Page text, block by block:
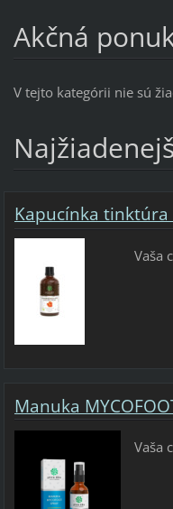
Akčná
V tejto kategórii nie sú
Kapucínka tinktúra
Vaša
Manuka
Vaša